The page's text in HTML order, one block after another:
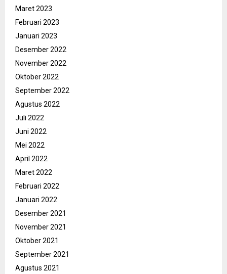
Maret 2023
Februari 2023
Januari 2023
Desember 2022
November 2022
Oktober 2022
September 2022
Agustus 2022
Juli 2022
Juni 2022
Mei 2022
April 2022
Maret 2022
Februari 2022
Januari 2022
Desember 2021
November 2021
Oktober 2021
September 2021
Agustus 2021